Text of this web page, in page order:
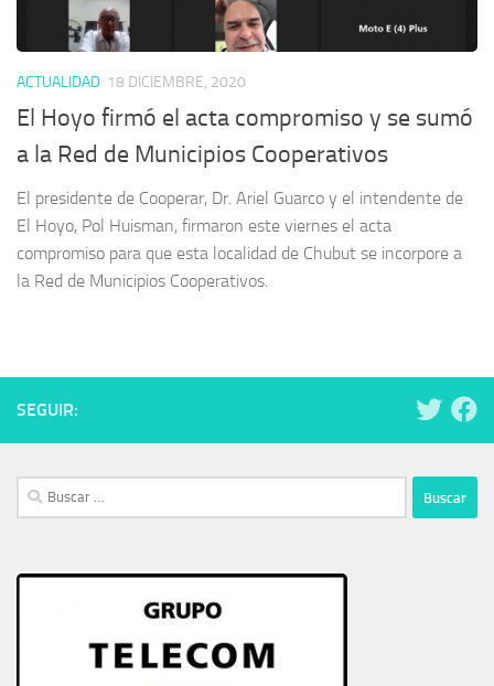
ACTUALIDAD 18 DICIEMBRE, 2020
El Hoyo firmó el acta compromiso y se sumó
a la Red de Municipios Cooperativos
El presidente de Cooperar, Dr. Ariel Guarco y el intendente de
El Hoyo, Pol Huisman, firmaron este viernes el acta
compromiso para que esta localidad de Chubut se incorpore a
la Red de Municipios Cooperativos.
SEGUIR:
Buscar: